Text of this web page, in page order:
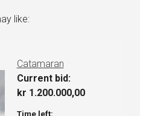
Katamaran.
like:
Catamaran
Current bid:
kr 1.200.000,00
Time left: